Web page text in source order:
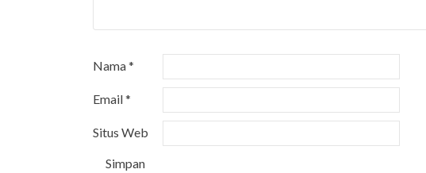
Nama*
Email*
Situs Web
Simpan